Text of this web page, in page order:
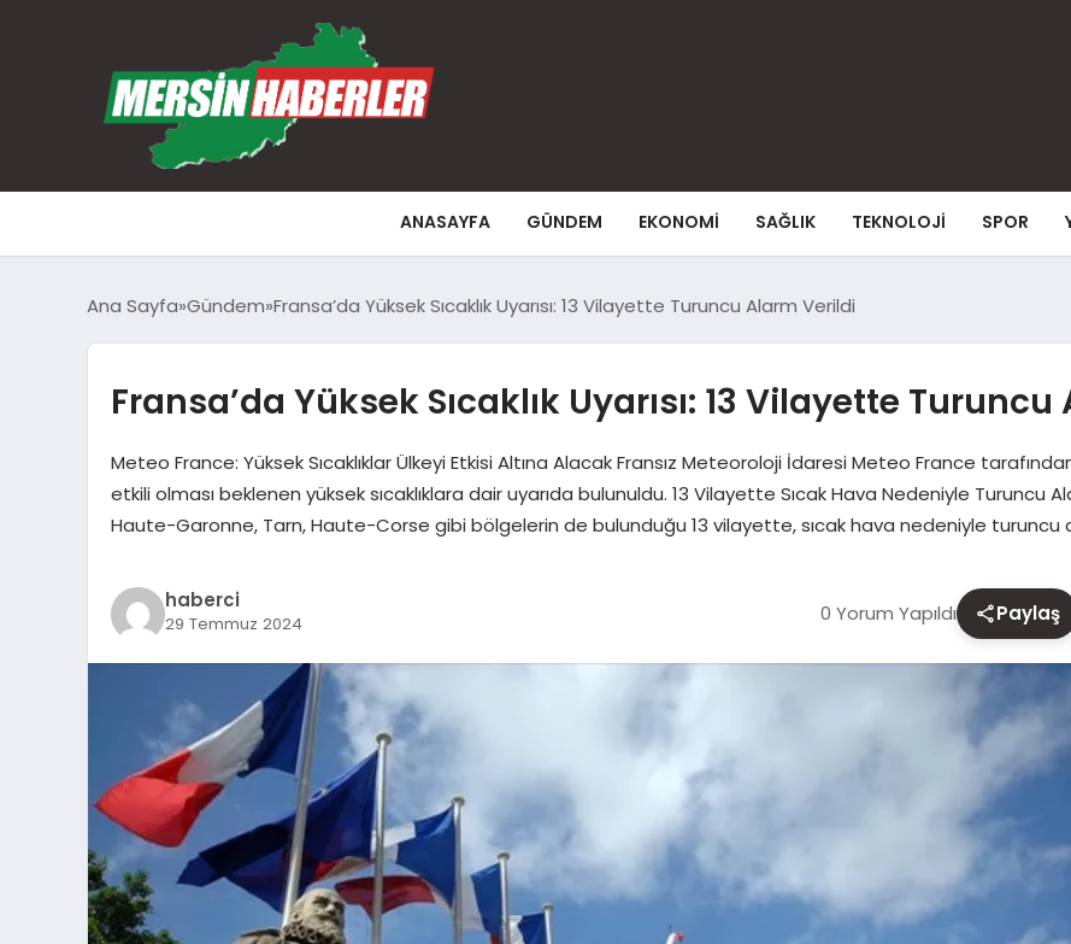
ANASAYFA GÜNDEM EKONOMI SAĞLIK TEKNOLOJI SPOR
Ana Sayfa Gündem Fransa’da Yüksek Sıcaklık Uyarısı: 13 Vilayette Turuncu Alarm Verildi
Fransa’da Yüksek Sıcaklık Uyarısı: 13 Vilayette
Meteo France: Yüksek Sıcaklıklar Ülkeyi Etkisi Altına Alacak Fransız Meteoroloji İdaresi Meteo France
etkili olması beklenen yüksek sıcaklıklara dair uyarıda bulunuldu. 13 Vilayette Sıcak Hava Nedeniyle Turuncu
Haute-Garonne, Tarn, Haute-Corse gibi bölgelerin de bulunduğu 13 vilayette, sıcak hava nedeniyle turuncu
haberci
29 Temmuz 2024 0 Yorum Yapıldı Paylaş